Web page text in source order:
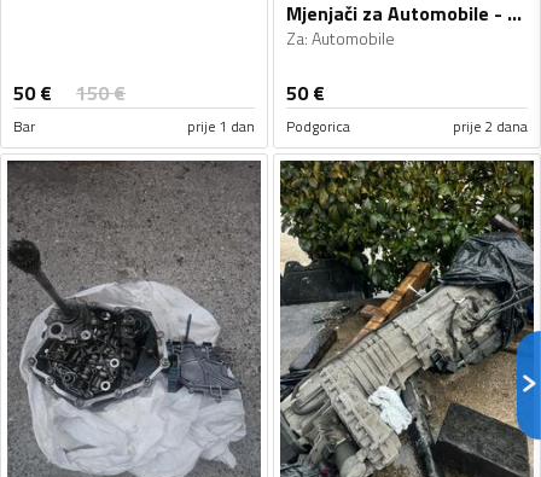
50€ 150€
Bar prije 1 dan
Mjenjači za Automobile - Automobile - Univerzalno
Za:Automobile
50€
Podgorica prije 2 dana